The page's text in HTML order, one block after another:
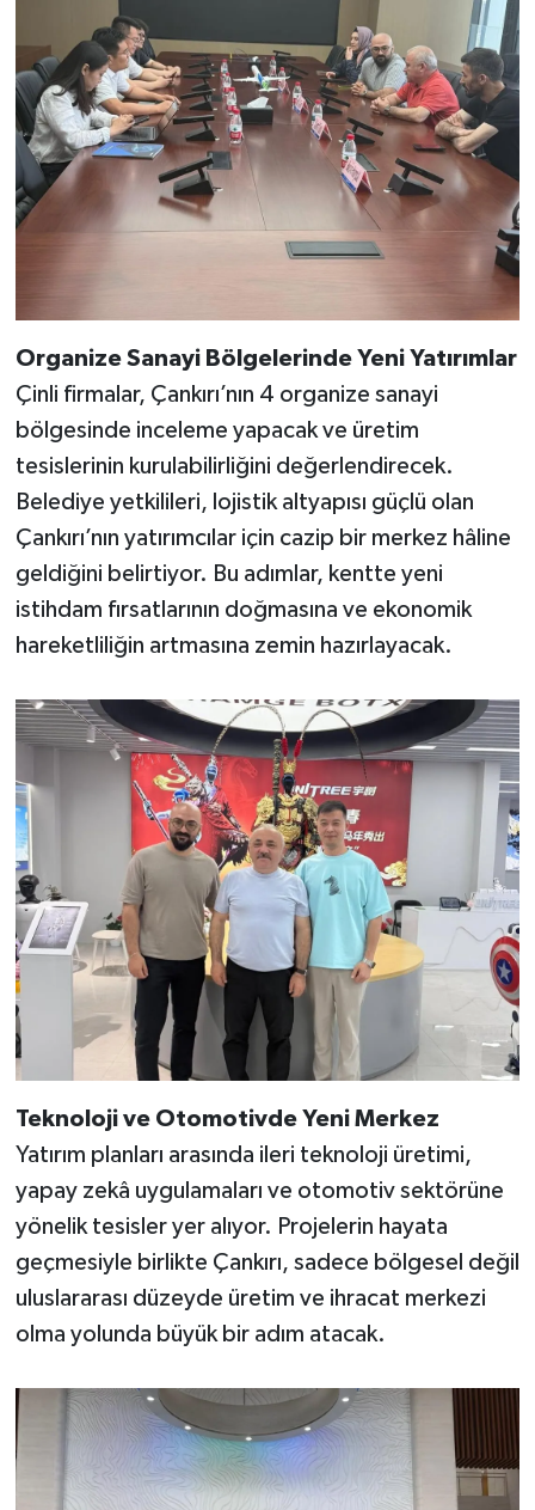
Organize Sanayi Bölgelerinde Yeni Yatırımlar
Çinli firmalar, Çankırı’nın 4 organize sanayi
bölgesinde inceleme yapacak ve üretim
tesislerinin kurulabilirliğini değerlendirecek.
Belediye yetkilileri, lojistik altyapısı güçlü olan
Çankırı’nın yatırımcılar için cazip bir merkez hâline
geldiğini belirtiyor. Bu adımlar, kentte yeni
istihdam fırsatlarının doğmasına ve ekonomik
hareketliliğin artmasına zemin hazırlayacak.
Teknoloji ve Otomotivde Yeni Merkez
Yatırım planları arasında ileri teknoloji üretimi,
yapay zekâ uygulamaları ve otomotiv sektörüne
yönelik tesisler yer alıyor. Projelerin hayata
geçmesiyle birlikte Çankırı, sadece bölgesel değil
uluslararası düzeyde üretim ve ihracat merkezi
olma yolunda büyük bir adım atacak.